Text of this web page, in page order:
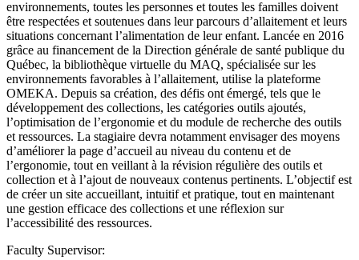
environnements, toutes les personnes et toutes les familles doivent
être respectées et soutenues dans leur parcours d’allaitement et leurs
situations concernant l’alimentation de leur enfant. Lancée en 2016
grâce au financement de la Direction générale de santé publique du
Québec, la bibliothèque virtuelle du MAQ, spécialisée sur les
environnements favorables à l’allaitement, utilise la plateforme
OMEKA. Depuis sa création, des défis ont émergé, tels que le
développement des collections, les catégories outils ajoutés,
l’optimisation de l’ergonomie et du module de recherche des outils
et ressources. La stagiaire devra notamment envisager des moyens
d’améliorer la page d’accueil au niveau du contenu et de
l’ergonomie, tout en veillant à la révision régulière des outils et
collection et à l’ajout de nouveaux contenus pertinents. L’objectif est
de créer un site accueillant, intuitif et pratique, tout en maintenant
une gestion efficace des collections et une réflexion sur
l’accessibilité des ressources.
Faculty Supervisor: